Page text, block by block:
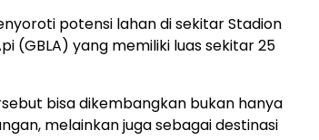
potensi lahan di sekitar Stadion
(GBLA) yang memiliki luas sekitar 25
bisa dikembangkan bukan hanya
melainkan juga sebagai destinasi